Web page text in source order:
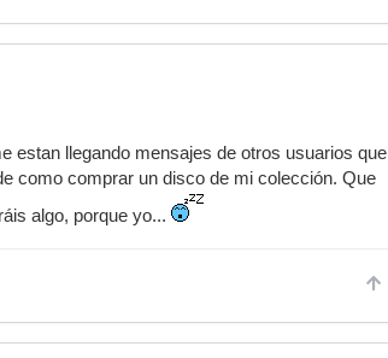
estan llegando mensajes de otros usuarios que
como comprar un disco de mi colección. Que
algo, porque yo...